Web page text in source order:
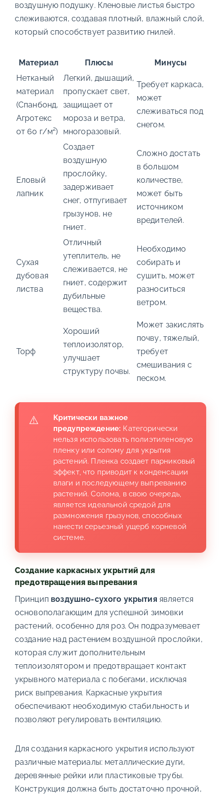
воздушную подушку. Кленовые листья быстро
слеживаются, создавая плотный, влажный слой,
который способствует развитию гнилей.
Материал Плюсы
Минусы
Нетканый
материал
(Спанбонд,
Агротекс
от 60 г/м²)
Легкий, дышащий,
пропускает свет,
защищает от
мороза и ветра,
многоразовый.
Требует каркаса,
может
слеживаться под
снегом.
Еловый
лапник
Создает
воздушную
прослойку,
задерживает
снег, отпугивает
грызунов, не
гниет.
Сложно достать
в большом
количестве,
может быть
источником
вредителей.
Сухая
дубовая
листва
Отличный
утеплитель, не
слеживается, не
гниет, содержит
дубильные
вещества.
Необходимо
собирать и
сушить, может
разноситься
ветром.
Торф
Хороший
теплоизолятор,
улучшает
структуру почвы.
Может закислять
почву, тяжелый,
требует
смешивания с
песком.
Критически важное
предупреждение: Категорически
нельзя использовать полиэтиленовую
пленку или солому для укрытия
растений. Пленка создает парниковый
эффект, что приводит к конденсации
влаги и последующему выпреванию
растений. Солома, в свою очередь,
является идеальной средой для
размножения грызунов, способных
нанести серьезный ущерб корневой
системе.
Создание каркасных укрытий для
предотвращения выпревания
Принцип воздушно-сухого укрытия является
основополагающим для успешной зимовки
растений, особенно для роз. Он подразумевает
создание над растением воздушной прослойки,
которая служит дополнительным
теплоизолятором и предотвращает контакт
укрывного материала с побегами, исключая
риск выпревания. Каркасные укрытия
обеспечивают необходимую стабильность и
позволяют регулировать вентиляцию.
Для создания каркасного укрытия используют
различные материалы: металлические дуги,
деревянные рейки или пластиковые трубы.
Конструкция должна быть достаточно прочной,